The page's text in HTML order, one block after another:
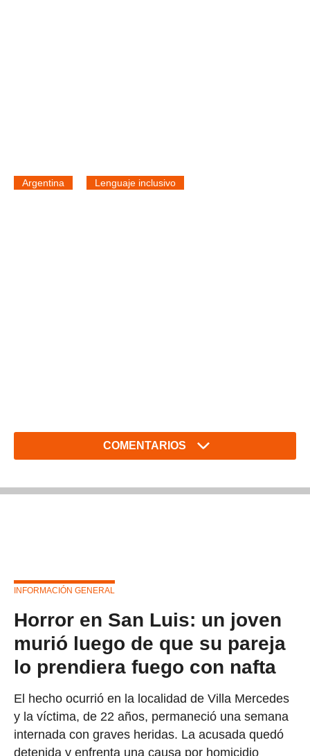
Argentina Lenguaje inclusivo
COMENTARIOS